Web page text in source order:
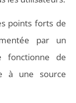
points forts de
par un
fonctionne de
à une source